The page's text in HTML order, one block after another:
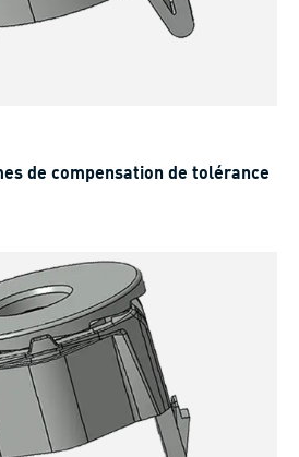
de compensation de tolérance